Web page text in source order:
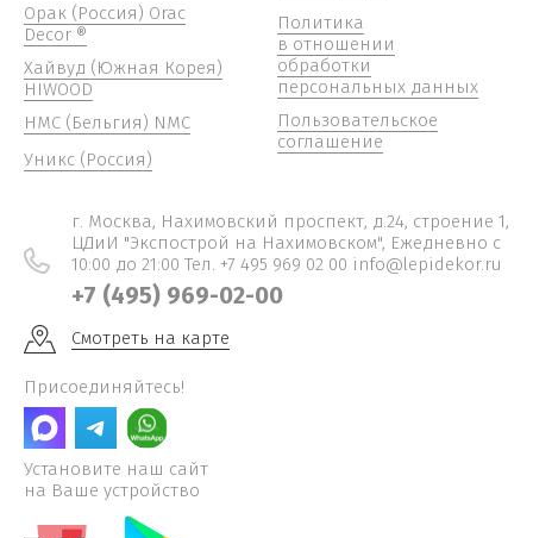
Орак (Россия) Orac
Decor ®
Хайвуд (Южная Корея)
HIWOOD
НМС (Бельгия) NMC
Уникс (Россия)
Политика
в отношении
обработки
персональных данных
Пользовательское
соглашение
г. Москва, Нахимовский проспект, д.24, строение 1,
ЦДиИ "Экспострой на Нахимовском", Ежедневно c
10:00 до 21:00 Тел. +7 495 969 02 00 info@lepidekor.ru
+7 (495) 969-02-00
Смотреть на карте
Присоединяйтесь!
Установите наш сайт
на Ваше устройство